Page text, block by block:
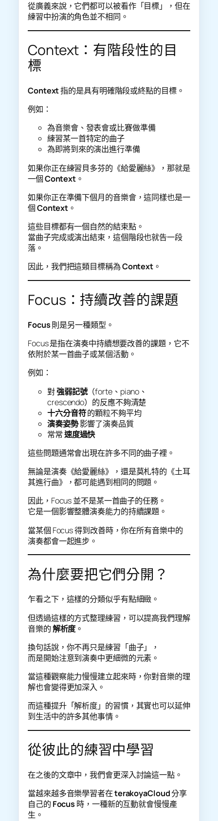
從廣義來說，它們都可以被看作「目標」，但在
練習中扮演的角色並不相同。
Context：有階段性的目
標
Context指的是具有明確階段或終點的目標。
例如：
為音樂會、發表會或比賽做準備
練習某一首特定的曲子
為即將到來的演出進行準備
如果你正在練習貝多芬的《給愛麗絲》，那就是
一個Context 。
如果你正在準備下個月的音樂會，這同樣也是一
個Context 。
這些目標都有一個自然的結束點。
當曲子完成或演出結束，這個階段也就告一段
落。
因此，我們把這類目標稱為Context 。
Focus：持續改善的課題
Focus則是另一種類型。
Focus 是指在演奏中持續想要改善的課題，它不
依附於某一首曲子或某個活動。
例如：
對強弱記號（forte、piano、
crescendo）的反應不夠清楚
十六分音符的顆粒不夠平均
演奏姿勢影響了演奏品質
常常速度過快
這些問題通常會出現在許多不同的曲子裡。
無論是演奏《給愛麗絲》，還是莫札特的《土耳
其進行曲》，都可能遇到相同的問題。
因此，Focus 並不是某一首曲子的任務。
它是一個影響整體演奏能力的持續課題。
當某個 Focus 得到改善時，你在所有音樂中的
演奏都會一起進步。
為什麼要把它們分開？
乍看之下，這樣的分類似乎有點細緻。
但透過這樣的方式整理練習，可以提高我們理解
音樂的解析度 。
換句話說，你不再只是練習「曲子」，
而是開始注意到演奏中更細微的元素。
當這種觀察能力慢慢建立起來時，你對音樂的理
解也會變得更加深入。
而這種提升「解析度」的習慣，其實也可以延伸
到生活中的許多其他事情。
從彼此的練習中學習
在之後的文章中，我們會更深入討論這一點。
當越來越多音樂學習者在terakoyaCloud分享
自己的 Focus 時，一種新的互動就會慢慢產
生。